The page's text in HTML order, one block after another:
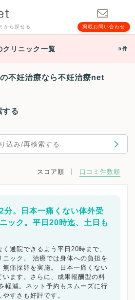
から探せる 掲載お問い合わせ
クリニック一覧 5件
不妊治療なら不妊治療net
る
込み/再検索する
スコア順 口コミ件数順
分。日本一痛くない体外受
ック。平日20時迄、土日も
通院できるよう平日20時まで、
ニック。 治療では身体への負担を
無痛採卵を実施。 日本一痛くない
います。さらに、成果報酬型の料
軽減。ネット予約もスムーズに行
すさも好評です。